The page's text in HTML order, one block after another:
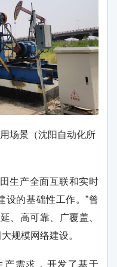
场景（沈阳自动化所
生产全面互联和实时
设的基础性工作。”曾
、高可靠、广覆盖、
规模网络建设。
需求，开发了基于